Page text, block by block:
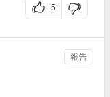
5
報告